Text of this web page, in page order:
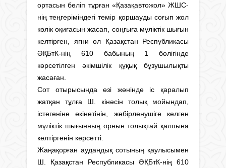
ортасын бөліп тұрған «Қазақавтожол» ЖШС-
нің теңгеріміндегі темір қоршауды соғып жол
көлік оқиғасын жасап, соңғыға мүліктік шығын
келтірген, яғни ол Қазақстан Республикасы
ӘҚБтК-нің 610 бабының 1 бөлігінде
көрсетілген әкімшілік құқық бұзушылықты
жасаған.
Сот отырысында өзі жөнінде іс қаралып
жатқан тұлға Ш. кінәсін толық мойындап,
істегеніне өкінетінін, жәбірленушіге келген
мүліктік шығынның орнын толықтай қалпына
келтіргенін көрсетті.
Жаңақорған аудандық сотының қаулысымен
Ш. Қазақстан Республикасы ӘҚБтК-нің 610